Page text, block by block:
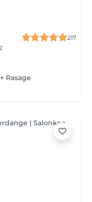
217
Rasage